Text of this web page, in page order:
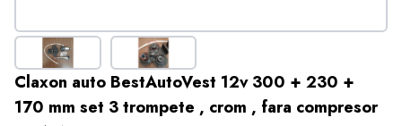
Claxon auto BestAutoVest 12v 300 + 230 +
170 mm set 3 trompete , crom , fara compresor